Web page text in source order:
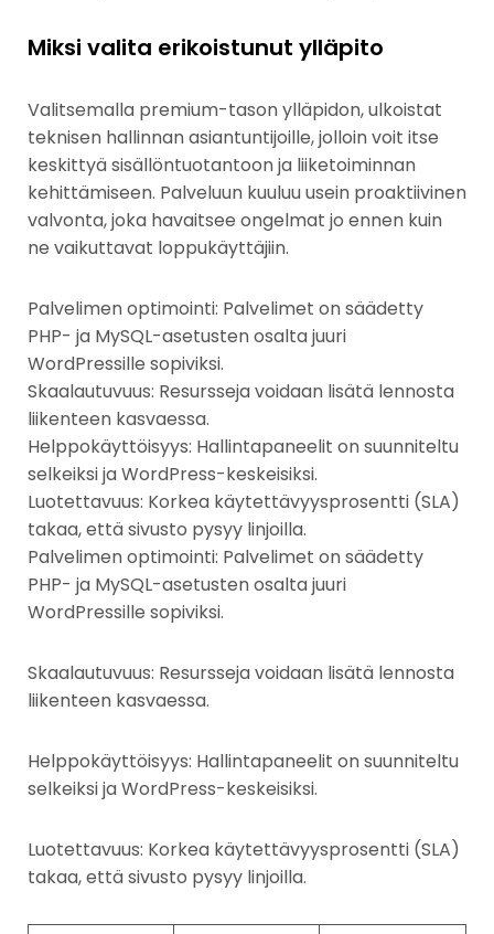
Miksi valita erikoistunut ylläpito
Valitsemalla premium-tason ylläpidon, ulkoistat
teknisen hallinnan asiantuntijoille, jolloin voit itse
keskittyä sisällöntuotantoon ja liiketoiminnan
kehittämiseen. Palveluun kuuluu usein proaktiivinen
valvonta, joka havaitsee ongelmat jo ennen kuin
ne vaikuttavat loppukäyttäjiin.
Palvelimen optimointi: Palvelimet on säädetty
PHP- ja MySQL-asetusten osalta juuri
WordPressille sopiviksi.
Skaalautuvuus: Resursseja voidaan lisätä lennosta
liikenteen kasvaessa.
Helppokäyttöisyys: Hallintapaneelit on suunniteltu
selkeiksi ja WordPress-keskeisiksi.
Luotettavuus: Korkea käytettävyysprosentti (SLA)
takaa, että sivusto pysyy linjoilla.
Palvelimen optimointi: Palvelimet on säädetty
PHP- ja MySQL-asetusten osalta juuri
WordPressille sopiviksi.
Skaalautuvuus: Resursseja voidaan lisätä lennosta
liikenteen kasvaessa.
Helppokäyttöisyys: Hallintapaneelit on suunniteltu
selkeiksi ja WordPress-keskeisiksi.
Luotettavuus: Korkea käytettävyysprosentti (SLA)
takaa, että sivusto pysyy linjoilla.